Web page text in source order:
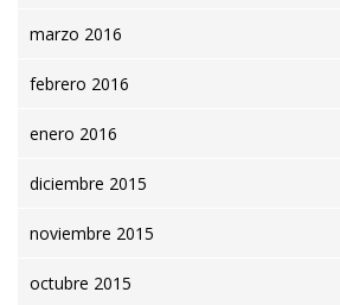
marzo 2016
febrero 2016
enero 2016
diciembre 2015
noviembre 2015
octubre 2015